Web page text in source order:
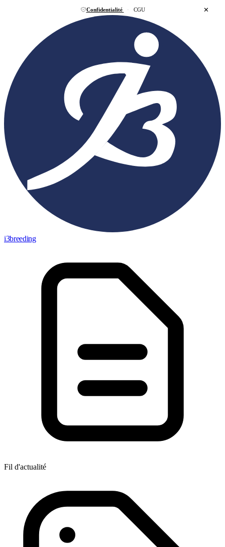
Confidentialité · CGU ✕
i3breeding
Fil d'actualité